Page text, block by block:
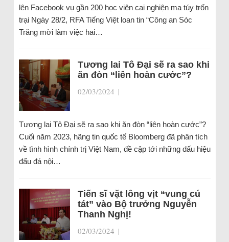
lên Facebook vụ gần 200 học viên cai nghiện ma túy trốn
trại Ngày 28/2, RFA Tiếng Việt loan tin “Công an Sóc
Trăng mời làm việc hai…
Tương lai Tô Đại sẽ ra sao khi
ăn đòn “liên hoàn cước”?
02/03/2024 |
Tương lai Tô Đại sẽ ra sao khi ăn đòn “liên hoàn cước”?
Cuối năm 2023, hãng tin quốc tế Bloomberg đã phân tích
về tình hình chính trị Việt Nam, đề cập tới những dấu hiệu
đấu đá nội…
Tiến sĩ vặt lông vịt “vung cú
tát” vào Bộ trưởng Nguyễn
Thanh Nghị!
02/03/2024 |